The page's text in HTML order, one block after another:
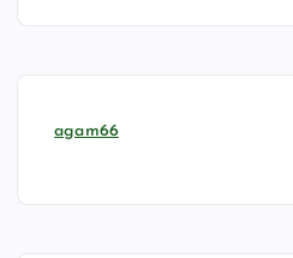
agam66